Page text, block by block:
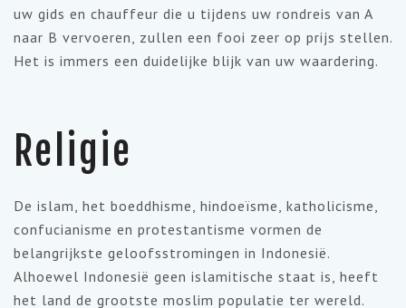
uw gids en chauffeur die u tijdens uw rondreis van A
naar B vervoeren, zullen een fooi zeer op prijs stellen.
Het is immers een duidelijke blijk van uw waardering.
Religie
De islam, het boeddhisme, hindoeïsme, katholicisme,
confucianisme en protestantisme vormen de
belangrijkste geloofsstromingen in Indonesië.
Alhoewel Indonesië geen islamitische staat is, heeft
het land de grootste moslim populatie ter wereld.